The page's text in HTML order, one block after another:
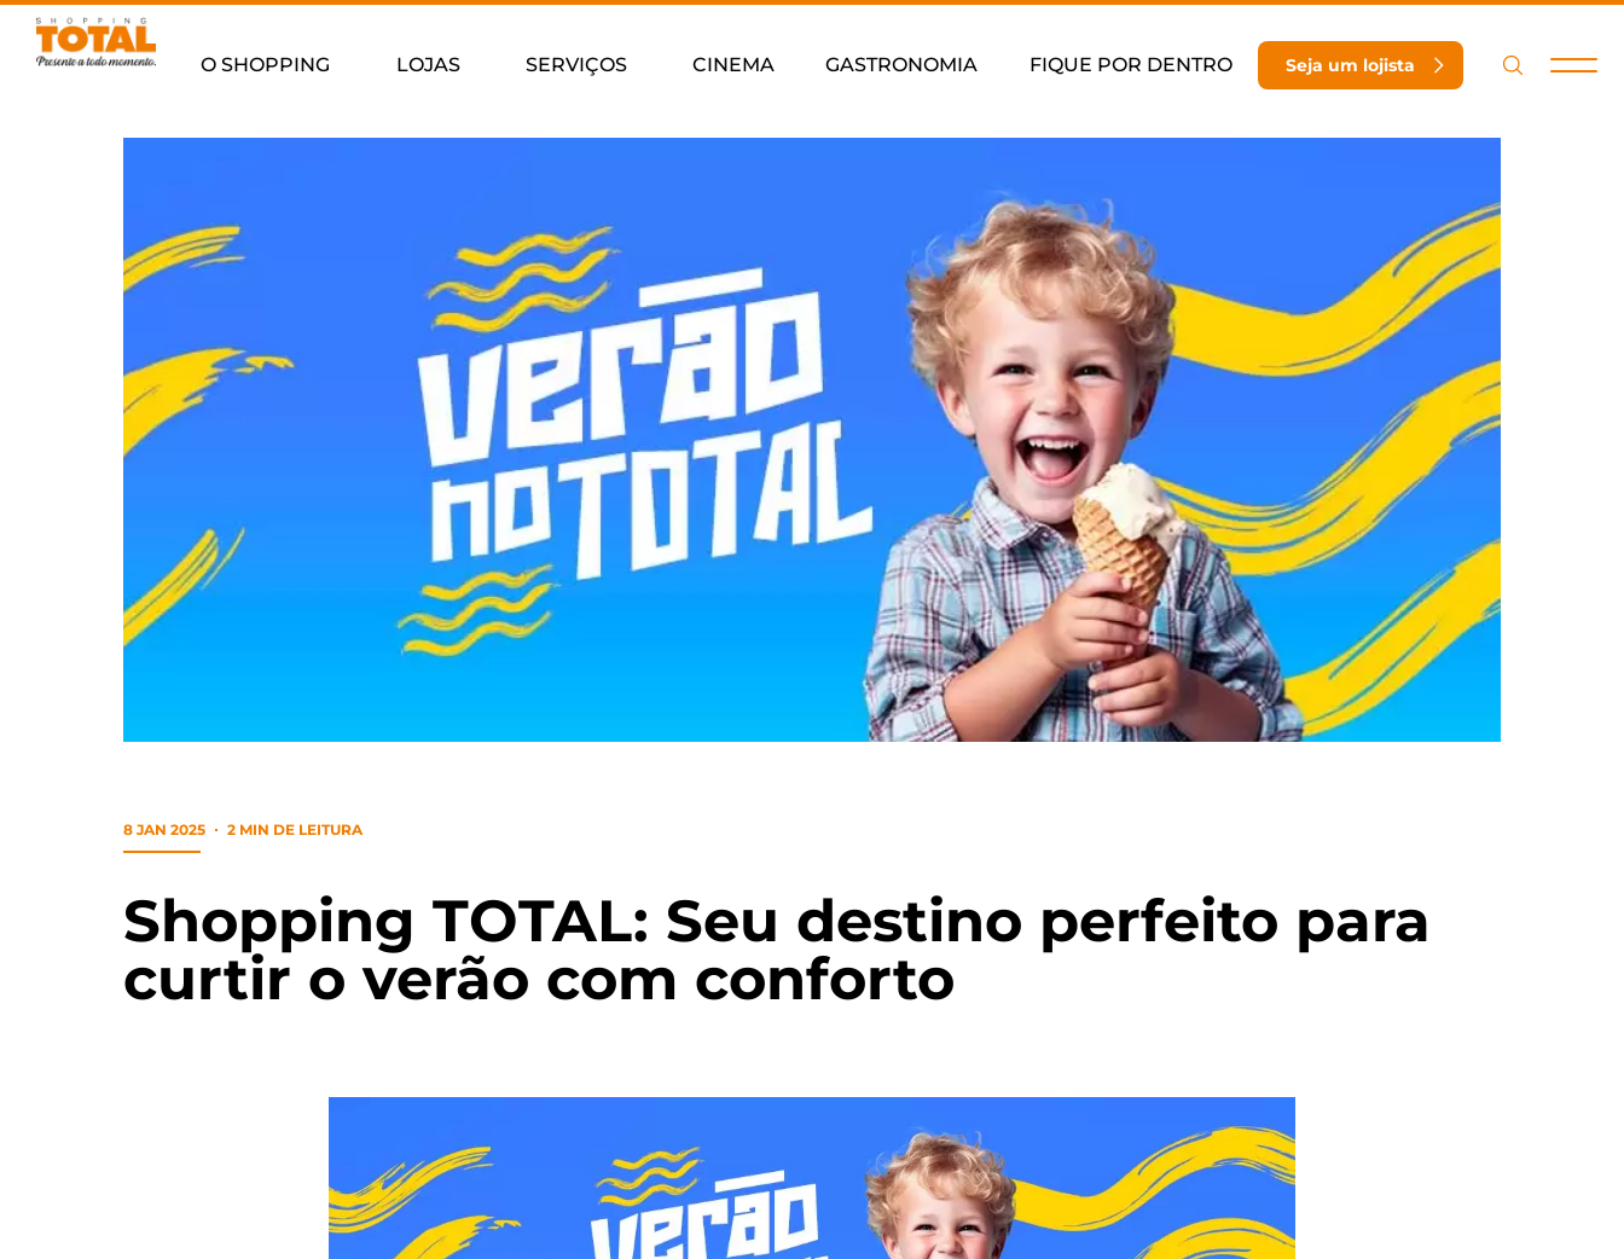
O SHOPPING LOJAS SERVIÇOS CINEMA GASTRONOMIA FIQUE POR DENTRO Seja um lojista
8 JAN 2025 2 MIN DE LEITURA
Shopping TOTAL: Seu destino perfeito para
curtir o verão com conforto